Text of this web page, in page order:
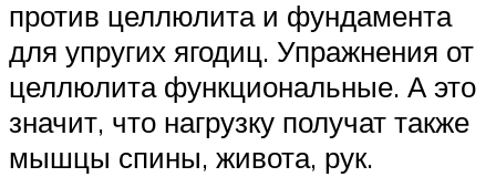
против целлюлита и фундамента
для упругих ягодиц. Упражнения от
целлюлита функциональные. А это
значит, что нагрузку получат также
мышцы спины, живота, рук.